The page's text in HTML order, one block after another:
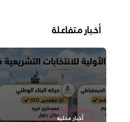
أخبار متفاعلة
أخبار محلية